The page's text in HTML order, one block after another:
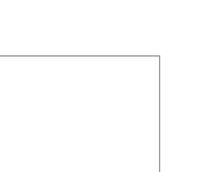
b’Ubufaransa